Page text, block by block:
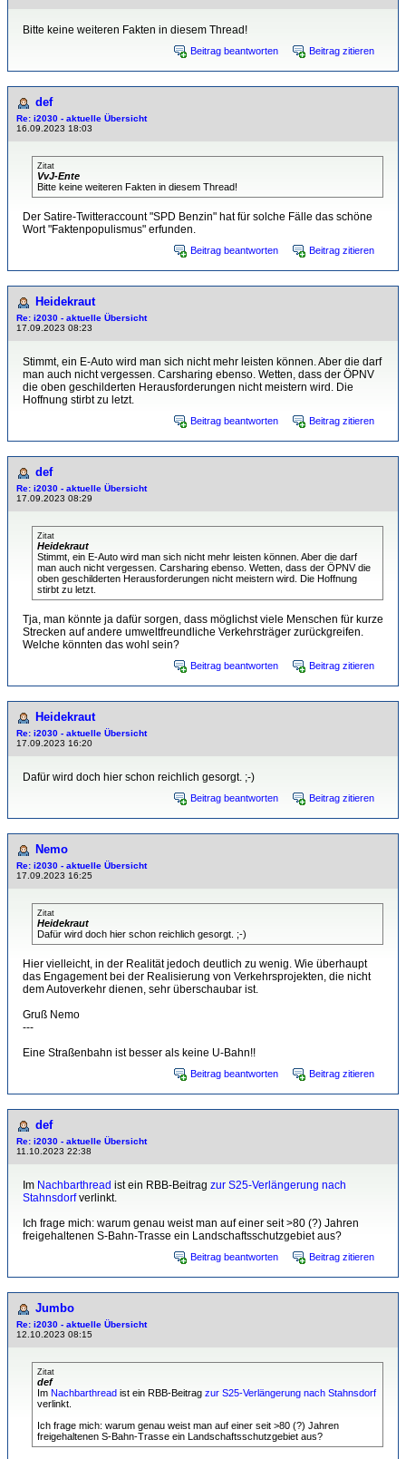
Bitte keine weiteren Fakten in diesem Thread!
Beitrag beantworten Beitrag zitieren
def
Re: i2030 - aktuelle Übersicht
16.09.2023 18:03
Zitat
VvJ-Ente
Bitte keine weiteren Fakten in diesem Thread!
Der Satire-Twitteraccount "SPD Benzin" hat für solche Fälle das schöne
Wort "Faktenpopulismus" erfunden.
Beitrag beantworten Beitrag zitieren
Heidekraut
Re: i2030 - aktuelle Übersicht
17.09.2023 08:23
Stimmt, ein E-Auto wird man sich nicht mehr leisten können. Aber die darf
man auch nicht vergessen. Carsharing ebenso. Wetten, dass der ÖPNV
die oben geschilderten Herausforderungen nicht meistern wird. Die
Hoffnung stirbt zu letzt.
Beitrag beantworten Beitrag zitieren
def
Re: i2030 - aktuelle Übersicht
17.09.2023 08:29
Zitat
Heidekraut
Stimmt, ein E-Auto wird man sich nicht mehr leisten können. Aber die darf
man auch nicht vergessen. Carsharing ebenso. Wetten, dass der ÖPNV die
oben geschilderten Herausforderungen nicht meistern wird. Die Hoffnung
stirbt zu letzt.
Tja, man könnte ja dafür sorgen, dass möglichst viele Menschen für kurze
Strecken auf andere umweltfreundliche Verkehrsträger zurückgreifen.
Welche könnten das wohl sein?
Beitrag beantworten Beitrag zitieren
Heidekraut
Re: i2030 - aktuelle Übersicht
17.09.2023 16:20
Dafür wird doch hier schon reichlich gesorgt. ;-)
Beitrag beantworten Beitrag zitieren
Nemo
Re: i2030 - aktuelle Übersicht
17.09.2023 16:25
Zitat
Heidekraut
Dafür wird doch hier schon reichlich gesorgt. ;-)
Hier vielleicht, in der Realität jedoch deutlich zu wenig. Wie überhaupt
das Engagement bei der Realisierung von Verkehrsprojekten, die nicht
dem Autoverkehr dienen, sehr überschaubar ist.
Gruß Nemo
---
Eine Straßenbahn ist besser als keine U-Bahn!!
Beitrag beantworten Beitrag zitieren
def
Re: i2030 - aktuelle Übersicht
11.10.2023 22:38
Im Nachbarthread ist ein RBB-Beitrag zur S25-Verlängerung nach
Stahnsdorfverlinkt.
Ich frage mich: warum genau weist man auf einer seit >80 (?) Jahren
freigehaltenen S-Bahn-Trasse ein Landschaftsschutzgebiet aus?
Beitrag beantworten Beitrag zitieren
Jumbo
Re: i2030 - aktuelle Übersicht
12.10.2023 08:15
Zitat
def
Im Nachbarthread ist ein RBB-Beitrag zur S25-Verlängerung nach Stahnsdorf
verlinkt.
Ich frage mich: warum genau weist man auf einer seit >80 (?) Jahren
freigehaltenen S-Bahn-Trasse ein Landschaftsschutzgebiet aus?